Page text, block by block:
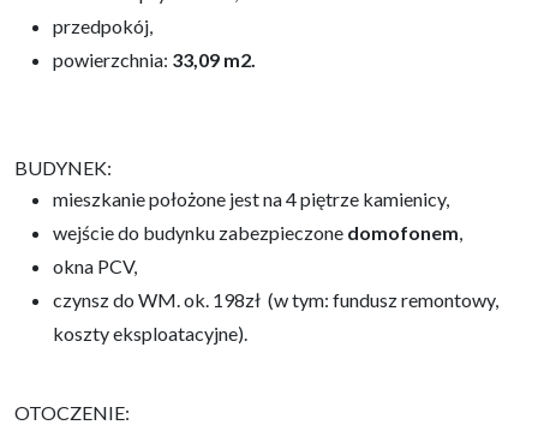
przedpokój,
powierzchnia: 33,09 m2.
BUDYNEK:
mieszkanie położone jest na 4 piętrze kamienicy,
wejście do budynku zabezpieczone domofonem
okna PCV,
czynsz do WM. ok. 198zł (w tym: fundusz remontowy,
koszty eksploatacyjne).
OTOCZENIE: